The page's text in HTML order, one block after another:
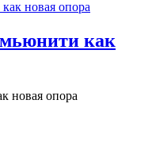
как
новая опора